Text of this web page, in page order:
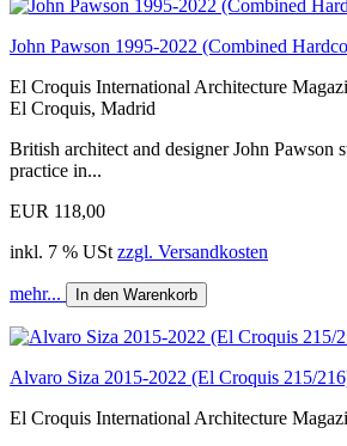
John Pawson 1995-2022 (Combined
El Croquis International Architecture
El Croquis, Madrid
British architect and designer John Pawson
practice in...
EUR 118,00
inkl. 7 % USt zzgl. Versandkosten
mehr... In den Warenkorb
Alvaro Siza 2015-2022 (El Croquis 215/
El Croquis International Architecture